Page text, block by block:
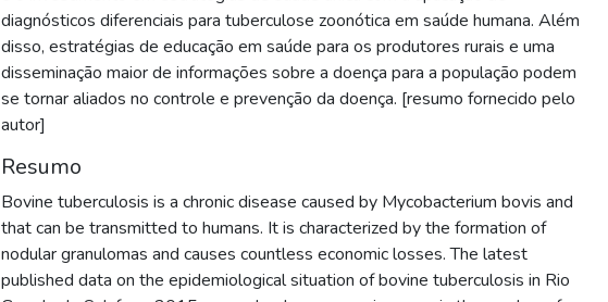
diagnósticos diferenciais para tuberculose zoonótica em saúde humana. Além
disso, estratégias de educação em saúde para os produtores rurais e uma
disseminação maior de informações sobre a doença para a população podem
se tornar aliados no controle e prevenção da doença. [resumo fornecido pelo
autor]
Resumo
Bovine tuberculosis is a chronic disease caused by Mycobacterium bovis and
that can be transmitted to humans. It is characterized by the formation of
nodular granulomas and causes countless economic losses. The latest
published data on the epidemiological situation of bovine tuberculosis in Rio